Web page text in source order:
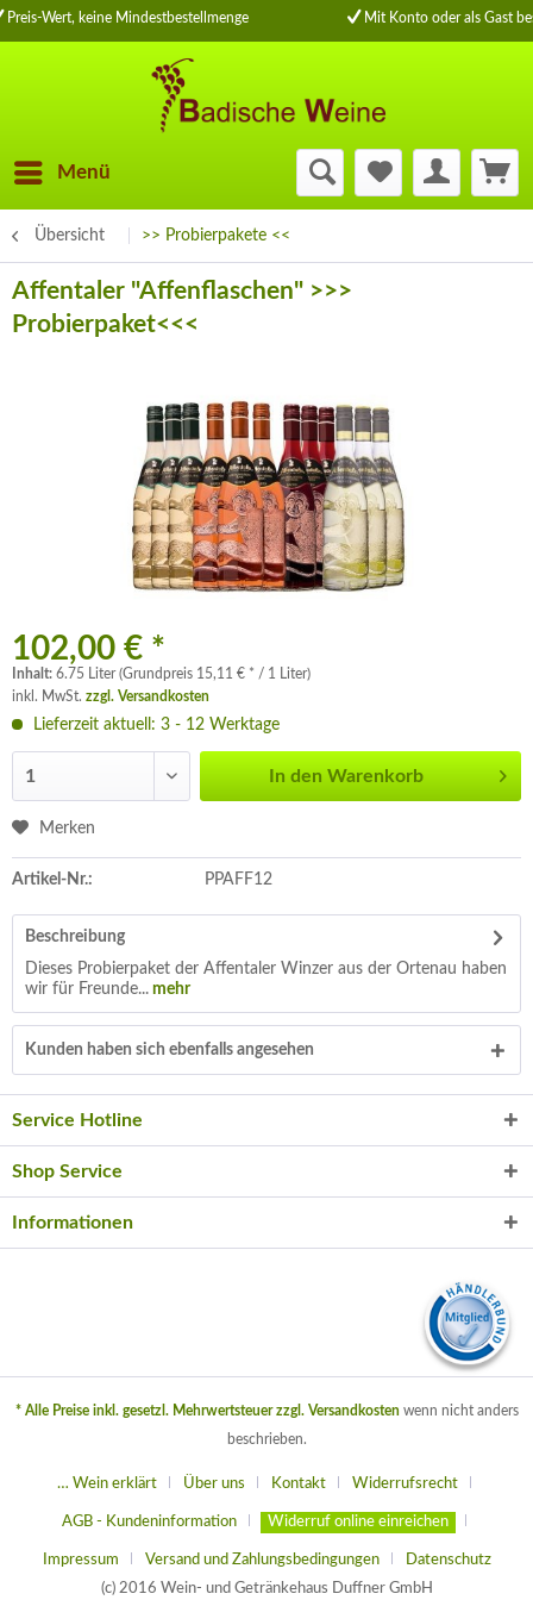
Preis-Wert, keine Mindestbestellmenge Mit Konto oder als Gast
Menü
Übersicht >> Probierpakete <<
Affentaler "Affenflaschen" >>>
Probierpaket<<<
102,00 € *
Inhalt: 6.75 Liter (Grundpreis 15,11 € * / 1 Liter)
inkl. MwSt. zzgl. Versandkosten
Lieferzeit aktuell: 3 - 12 Werktage
In den Warenkorb
Merken
Artikel-Nr.: PPAFF12
Beschreibung
Dieses Probierpaket der Affentaler Winzer aus der Ortenau haben
wir für Freunde... mehr
Kunden haben sich ebenfalls angesehen
Service Hotline
Shop Service
Informationen
* Alle Preise inkl. gesetzl. Mehrwertsteuer zzgl. Versandkostenwenn nicht anders
beschrieben.
… Wein erklärt Über uns Kontakt Widerrufsrecht
AGB - Kundeninformation Widerruf online einreichen
Impressum Versand und Zahlungsbedingungen
Datenschutz
(c) 2016 Wein- und Getränkehaus Duffner GmbH